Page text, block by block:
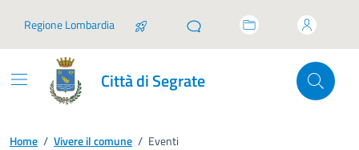
Regione Lombardia
Città di Segrate
Home / Vivere il comune / Eventi